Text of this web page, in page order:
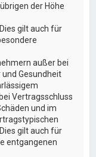
der Höhe
gilt auch für
außer bei
Gesundheit
Vertragsschluss
und im
gilt auch für
entgangenen